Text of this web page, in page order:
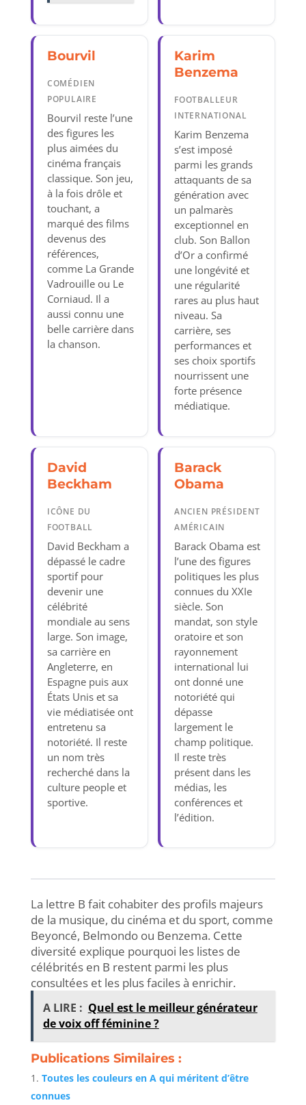
Bourvil
COMÉDIEN
POPULAIRE
Bourvil reste l’une
des figures les
plus aimées du
cinéma français
classique. Son jeu,
à la fois drôle et
touchant, a
marqué des films
devenus des
références,
comme La Grande
Vadrouille ou Le
Corniaud. Il a
aussi connu une
belle carrière dans
la chanson.
Karim
Benzema
FOOTBALLEUR
INTERNATIONAL
Karim Benzema
s’est imposé
parmi les grands
attaquants de sa
génération avec
un palmarès
exceptionnel en
club. Son Ballon
d’Or a confirmé
une longévité et
une régularité
rares au plus haut
niveau. Sa
carrière, ses
performances et
ses choix sportifs
nourrissent une
forte présence
médiatique.
David
Beckham
ICÔNE DU
FOOTBALL
David Beckham a
dépassé le cadre
sportif pour
devenir une
célébrité
mondiale au sens
large. Son image,
sa carrière en
Angleterre, en
Espagne puis aux
États Unis et sa
vie médiatisée ont
entretenu sa
notoriété. Il reste
un nom très
recherché dans la
culture people et
sportive.
Barack
Obama
ANCIEN PRÉSIDENT
AMÉRICAIN
Barack Obama est
l’une des figures
politiques les plus
connues du XXIe
siècle. Son
mandat, son style
oratoire et son
rayonnement
international lui
ont donné une
notoriété qui
dépasse
largement le
champ politique.
Il reste très
présent dans les
médias, les
conférences et
l’édition.
La lettre B fait cohabiter des profils majeurs
de la musique, du cinéma et du sport, comme
Beyoncé, Belmondo ou Benzema. Cette
diversité explique pourquoi les listes de
célébrités en B restent parmi les plus
consultées et les plus faciles à enrichir.
A LIRE : Quel est le meilleur générateur
de voix off féminine ?
Publications Similaires :
Toutes les couleurs en A qui méritent d’être
connues